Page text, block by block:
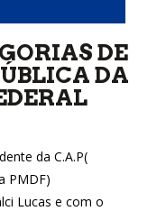
DE
DA
da C.A.P(
PMDF)
Lucas e com o